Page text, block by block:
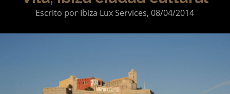
ContactoEscrito por Ibiza Lux Services, 08/04/2014